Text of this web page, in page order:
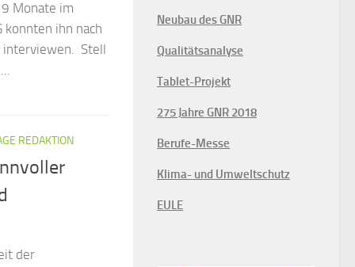
Monate im
konnten ihn nach
Stell
REDAKTION
der
Neubau des GNR
Qualitätsanalyse
Tablet-Projekt
275 Jahre GNR 2018
Berufe-Messe
Klima- und Umweltschutz
EULE